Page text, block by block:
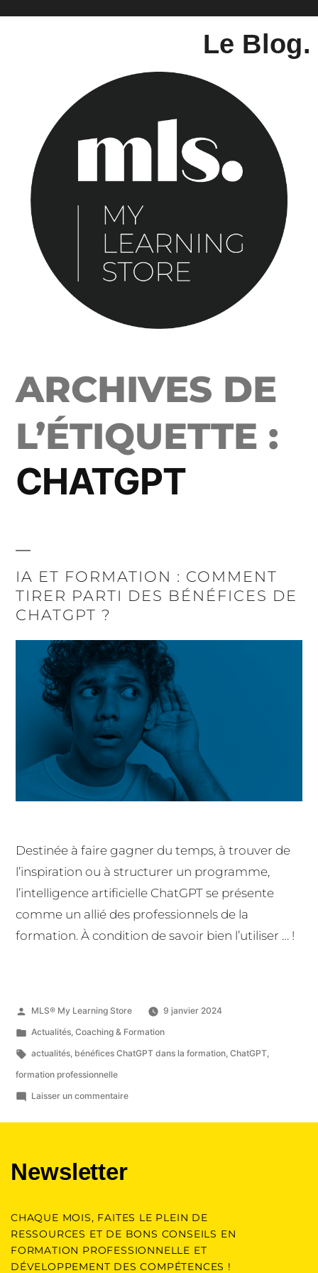
Le Blog.
ARCHIVES DE
L’ÉTIQUETTE :
CHATGPT
IA ET FORMATION : COMMENT
TIRER PARTI DES BÉNÉFICES DE
CHATGPT ?
Destinée à faire gagner du temps, à trouver de
l’inspiration ou à structurer un programme,
l’intelligence artificielle ChatGPT se présente
comme un allié des professionnels de la
formation. À condition de savoir bien l’utiliser … !
MLS® My Learning Store
9 janvier 2024
Actualités,Coaching & Formation
actualités, bénéfices ChatGPT dans la formation,ChatGPT,
formation professionnelle
Laisser un commentaire
Newsletter
CHAQUE MOIS, FAITES LE PLEIN DE
RESSOURCES ET DE BONS CONSEILS EN
FORMATION PROFESSIONNELLE ET
DÉVELOPPEMENT DES COMPÉTENCES !